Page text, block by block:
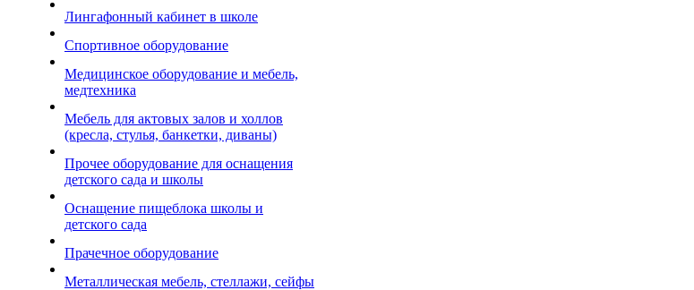
Лингафонный кабинет в школе
Спортивное оборудование
Медицинское оборудование и мебель,
медтехника
Мебель для актовых залов и холлов
(кресла, стулья, банкетки, диваны)
Прочее оборудование для оснащения
детского сада и школы
Оснащение пищеблока школы и
детского сада
Прачечное оборудование
Металлическая мебель, стеллажи, сейфы